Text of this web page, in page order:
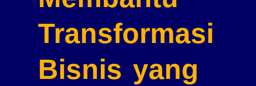
Transformasi
Bisnis yang